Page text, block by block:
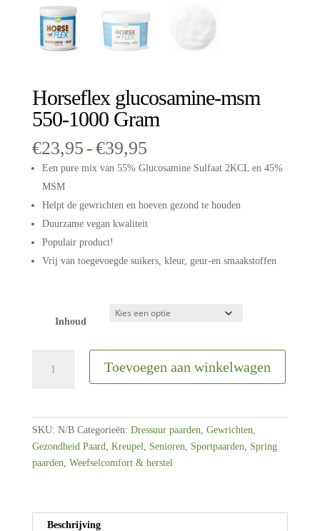
Horseflex glucosamine-msm
550-1000 Gram
€23,95 -€39,95Prijsklasse:
€23,95
€39,95
Een pure mix van 55% Glucosamine Sulfaat 2KCL en 45%
MSM
Helpt de gewrichten en hoeven gezond te houden
Duurzame vegan kwaliteit
Populair product!
Vrij van toegevoegde suikers, kleur, geur-en smaakstoffen
Inhoud
glucosamine-
Toevoegen aan winkelwagen
SKU: N/B Categorieën: Dressuur paarden Gewrichten
Gezondheid Paard
Kreupel Senioren Sportpaarden
Spring
paarden Weefselcomfort & herstel
Beschrijving